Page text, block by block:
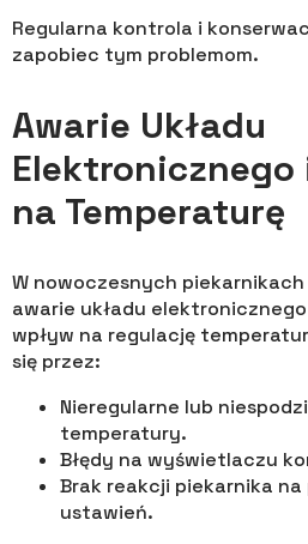
Regularna kontrola i
zapobiec tym problemom.
Awarie Układu
Elektronicznego
na Temperaturę
W nowoczesnych
awarie układu
wpływ na regulację
się przez:
Nieregularne lub
temperatury.
Błędy na wyświetlaczu
Brak reakcji piekarnika
ustawień.